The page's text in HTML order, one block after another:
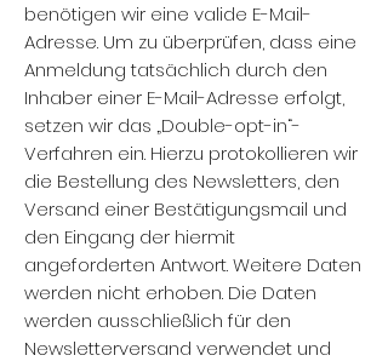
benötigen wir eine valide E-Mail-
Adresse. Um zu überprüfen, dass eine
Anmeldung tatsächlich durch den
Inhaber einer E-Mail-Adresse erfolgt,
setzen wir das „Double-opt-in“-
Verfahren ein. Hierzu protokollieren wir
die Bestellung des Newsletters, den
Versand einer Bestätigungsmail und
den Eingang der hiermit
angeforderten Antwort. Weitere Daten
werden nicht erhoben. Die Daten
werden ausschließlich für den
Newsletterversand verwendet und